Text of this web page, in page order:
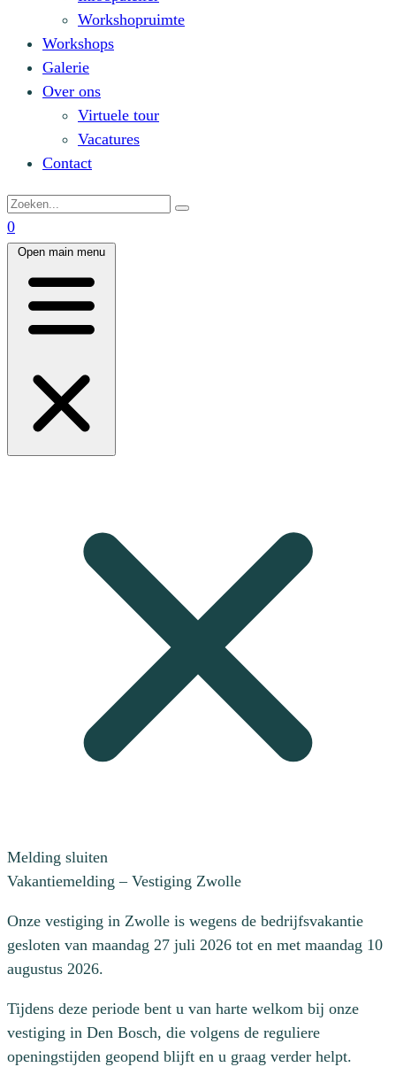
Workshopruimte
Workshops
Galerie
Over ons
Virtuele tour
Vacatures
Contact
0
Open main menu
Melding sluiten
Vakantiemelding – Vestiging Zwolle
Onze vestiging in Zwolle is wegens de bedrijfsvakantie
gesloten van maandag 27 juli 2026 tot en met maandag 10
augustus 2026.
Tijdens deze periode bent u van harte welkom bij onze
vestiging in Den Bosch, die volgens de reguliere
openingstijden geopend blijft en u graag verder helpt.